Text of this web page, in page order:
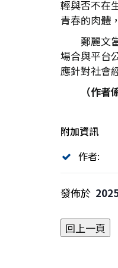
輕與否不在
青春的肉體
鄭麗文
場合與平台
應針對社會
（作者
附加資訊
作者:
發佈於